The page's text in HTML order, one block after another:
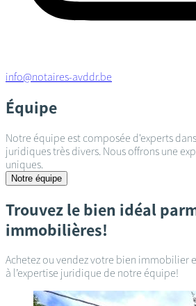
info@notaires-avddr.be
Équipe
Notre équipe est composée d'experts
juridiques très divers. Nous offrons une
uniques.
Notre équipe
Trouvez le bien idéal
immobilières!
Achetez ou vendez votre bien immobilier
à l’expertise juridique de notre équipe!